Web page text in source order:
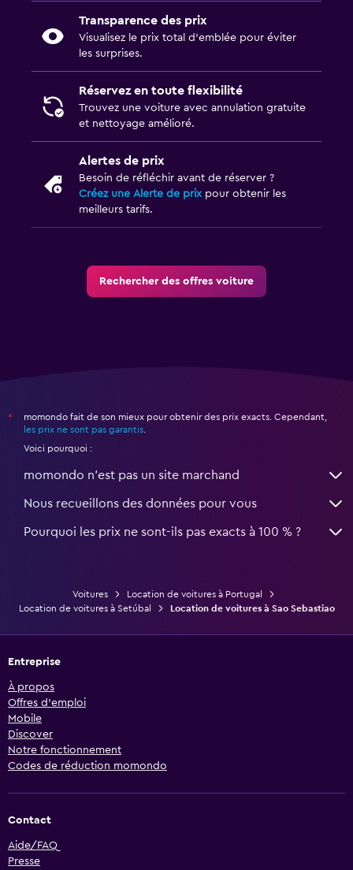
Transparence des prix
Visualisez le prix total d’emblée pour éviter
les surprises.
Réservez en toute flexibilité
Trouvez une voiture avec annulation gratuite
et nettoyage amélioré.
Alertes de prix
Besoin de réfléchir avant de réserver ?
Créez une Alerte de prixpour obtenir les
meilleurs tarifs.
Rechercher des offres voiture
*
momondo fait de son mieux pour obtenir des prix exacts. Cependant,
les prix ne sont pas garantis.
Voici pourquoi :
momondo n'est pas un site marchand
Nous recueillons des données pour vous
Pourquoi les prix ne sont-ils pas exacts à 100 % ?
Voitures
Location de voitures à Portugal
Location de voitures à Setúbal
Location de voitures à Sao Sebastiao
Entreprise
À propos
Offres d’emploi
Mobile
Discover
Notre fonctionnement
Codes de réduction momondo
Contact
Aide/FAQ
Presse